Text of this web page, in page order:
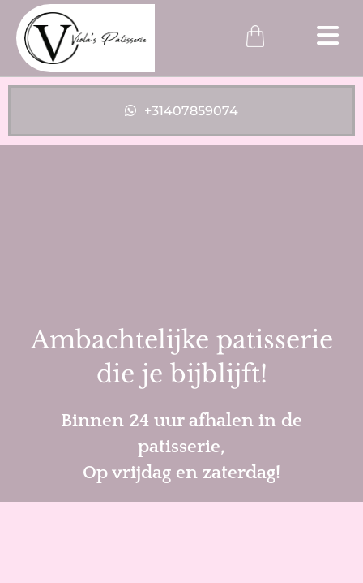
+31407859074
Ambachtelijke patisserie
die je bijblijft!
Binnen 24 uur afhalen in de
patisserie,
Op vrijdag en zaterdag!